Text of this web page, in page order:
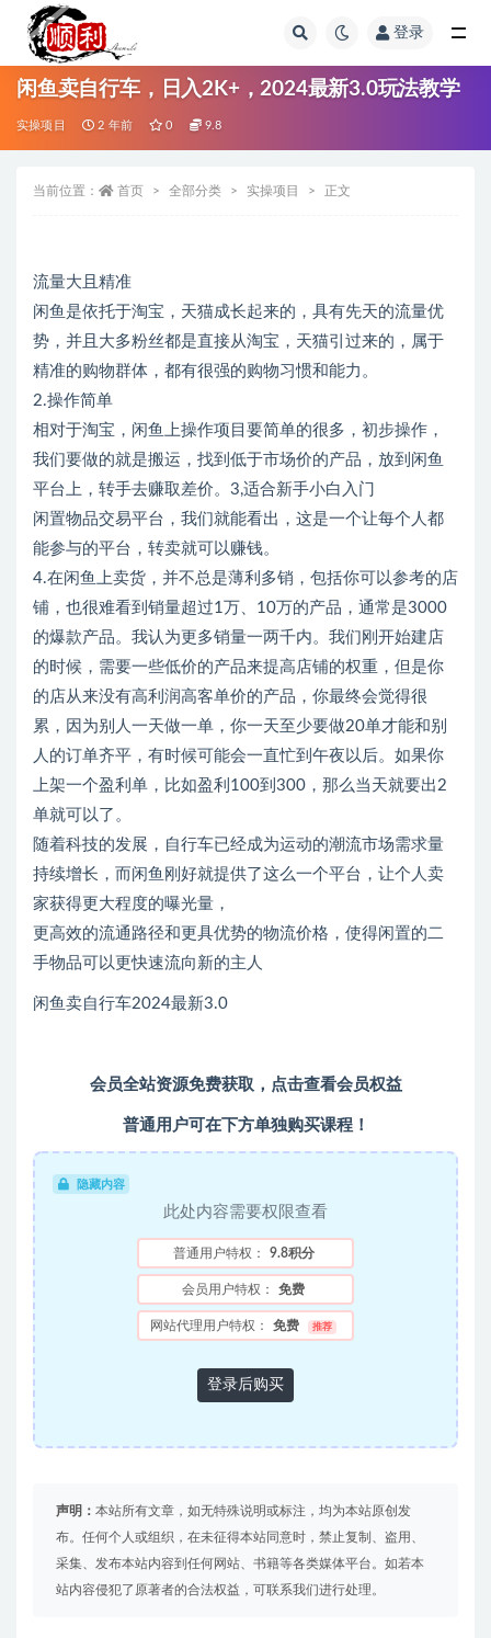
登录
闲鱼卖自行车，日入2K+，2024最新3.0玩法教学
实操项目 2 年前 0 9.8
当前位置： 首页 全部分类 实操项目 正文
流量大且精准
闲鱼是依托于淘宝，天猫成长起来的，具有先天的流量优
势，并且大多粉丝都是直接从淘宝，天猫引过来的，属于
精准的购物群体，都有很强的购物习惯和能力。
2.操作简单
相对于淘宝，闲鱼上操作项目要简单的很多，初步操作，
我们要做的就是搬运，找到低于市场价的产品，放到闲鱼
平台上，转手去赚取差价。3,适合新手小白入门
闲置物品交易平台，我们就能看出，这是一个让每个人都
能参与的平台，转卖就可以赚钱。
4.在闲鱼上卖货，并不总是薄利多销，包括你可以参考的店
铺，也很难看到销量超过1万、10万的产品，通常是3000
的爆款产品。我认为更多销量一两千内。我们刚开始建店
的时候，需要一些低价的产品来提高店铺的权重，但是你
的店从来没有高利润高客单价的产品，你最终会觉得很
累，因为别人一天做一单，你一天至少要做20单才能和别
人的订单齐平，有时候可能会一直忙到午夜以后。如果你
上架一个盈利单，比如盈利100到300，那么当天就要出2
单就可以了。
随着科技的发展，自行车已经成为运动的潮流市场需求量
持续增长，而闲鱼刚好就提供了这么一个平台，让个人卖
家获得更大程度的曝光量，
更高效的流通路径和更具优势的物流价格，使得闲置的二
手物品可以更快速流向新的主人
闲鱼卖自行车2024最新3.0
会员全站资源免费获取， 点击查看会员权益
普通用户可在下方单独购买课程！
隐藏内容
此处内容需要权限查看
普通用户特权： 9.8积分
会员用户特权： 免费
网站代理用户特权： 免费 推荐
登录后购买
声明： 本站所有文章，如无特殊说明或标注，均为本站原创发
布。任何个人或组织，在未征得本站同意时，禁止复制、盗用、
采集、发布本站内容到任何网站、书籍等各类媒体平台。如若本
站内容侵犯了原著者的合法权益，可联系我们进行处理。
全部